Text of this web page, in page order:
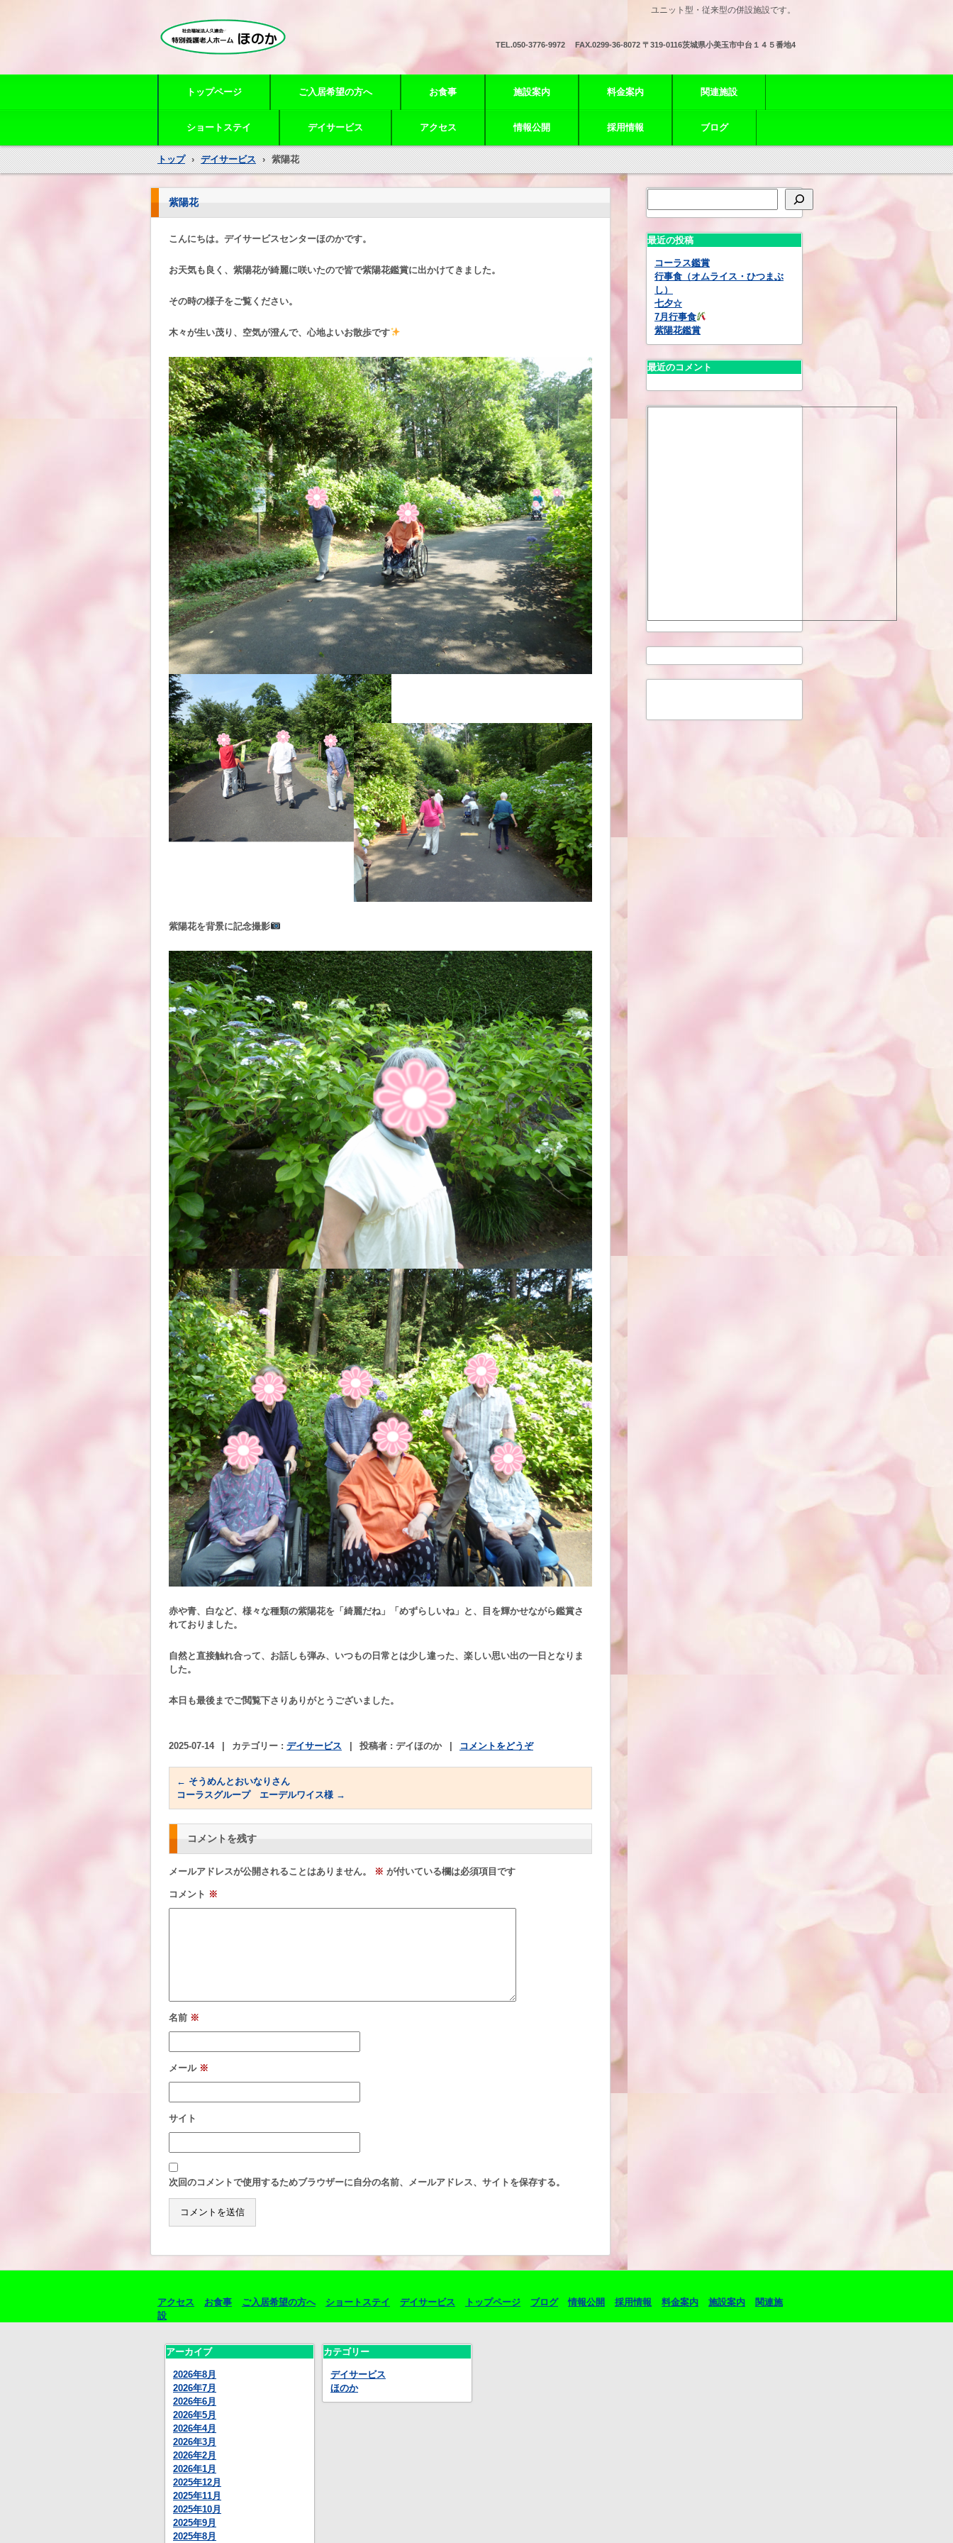
ユニット型・従来型の併設施設です。
TEL.050-3776-9972 FAX.0299-36-8072 〒319-0116茨城県小美玉市中台１４５番地4
トップページ ご入居希望の方へ お食事 施設案内 料金案内 関連施設
ショートステイ デイサービス アクセス 情報公開 採用情報 ブログ
トップ › デイサービス › 紫陽花
紫陽花
こんにちは。デイサービスセンターほのかです。
お天気も良く、紫陽花が綺麗に咲いたので皆で紫陽花鑑賞に出かけてきました。
その時の様子をご覧ください。
木々が生い茂り、空気が澄んで、心地よいお散歩です
紫陽花を背景に記念撮影
赤や青、白など、様々な種類の紫陽花を「綺麗だね」「めずらしいね」と、目を輝かせながら鑑賞さ
れておりました。
自然と直接触れ合って、お話しも弾み、いつもの日常とは少し違った、楽しい思い出の一日となりま
した。
本日も最後までご閲覧下さりありがとうございました。
2025-07-14 カテゴリー : デイサービス 投稿者 : デイほのか コメントをどうぞ
← そうめんとおいなりさん
コーラスグループ エーデルワイス様 →
コメントを残す
メールアドレスが公開されることはありません。 ※ が付いている欄は必須項目です
コメント ※
名前 ※
メール ※
サイト
次回のコメントで使用するためブラウザーに自分の名前、メールアドレス、サイトを保存する。
最近の投稿
コーラス鑑賞
行事食（オムライス・ひつまぶ
し）
七夕☆
7月行事食
紫陽花鑑賞
最近のコメント
アクセス お食事 ご入居希望の方へ ショートステイ デイサービス トップページ ブログ 情報公開 採用情報 料金案内 施設案内
関連施
設
アーカイブ
2026年8月
2026年7月
2026年6月
2026年5月
2026年4月
2026年3月
2026年2月
2026年1月
2025年12月
2025年11月
2025年10月
2025年9月
2025年8月
カテゴリー
デイサービス
ほのか